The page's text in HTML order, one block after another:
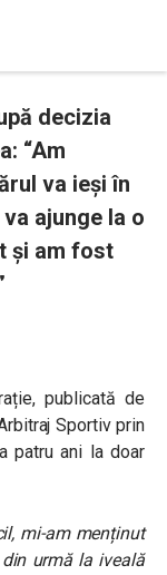
decizia
“Am
va ieși în
ajunge la o
și am fost
publicată de
Sportiv prin
patru ani la doar
mi-am menținut
urmă la iveală